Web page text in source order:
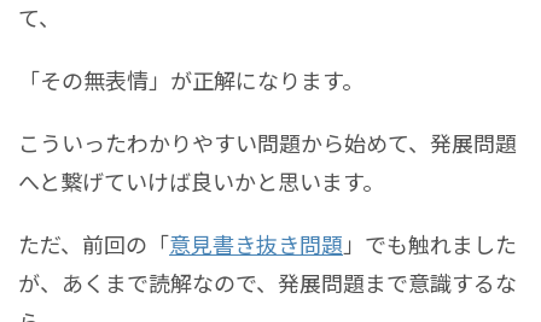
て、
「その無表情」が正解になります。
こういったわかりやすい問題から始めて、発展問題
へと繋げていけば良いかと思います。
ただ、前回の「意見書き抜き問題」でも触れました
が、あくまで読解なので、発展問題まで意識するな